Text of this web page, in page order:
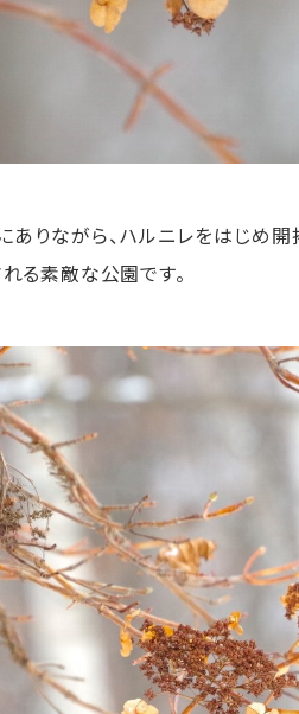
りながら、ハルニレをはじめ
る素敵な公園です。